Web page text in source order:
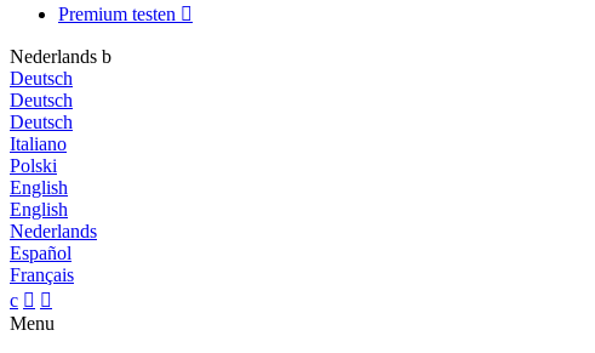
Premium testen 
Nederlands b
Deutsch
Deutsch
Deutsch
Italiano
Polski
English
English
Nederlands
Español
Français
c  
Menu